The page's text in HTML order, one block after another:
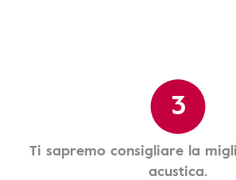
3
Ti sapremo consigliare la
acustica.